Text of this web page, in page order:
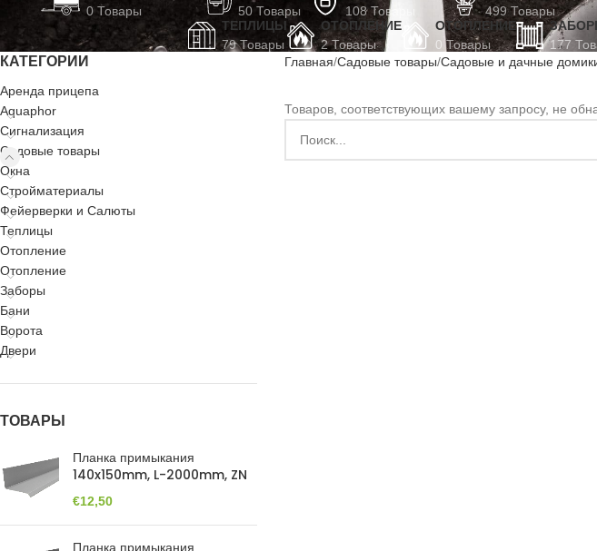
0 Товары
50 Товары
108 Товары
499 Товары
ТЕПЛИЦЫ
79 Товары
ОТОПЛЕНИЕ
2 Товары
ОТОПЛЕНИЕ
0 Товары
177
КАТЕГОРИИ
Аренда прицепа
Aquaphor
Сигнализация
Садовые товары
Окна
Стройматериалы
Фейерверки и Салюты
Теплицы
Отопление
Отопление
Заборы
Бани
Ворота
Двери
ТОВАРЫ
Планка примыкания
140x150mm, L-2000mm, ZN
€12,50
Планка примыкания
Главная Садовые товары Садовые и дачные
Товаров, соответствующих вашему запросу, не